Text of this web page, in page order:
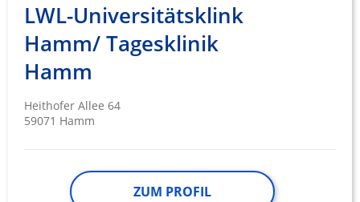
LWL-Universitätsklink
Hamm/ Tagesklinik
Hamm
Heithofer Allee 64
59071 Hamm
ZUM PROFIL